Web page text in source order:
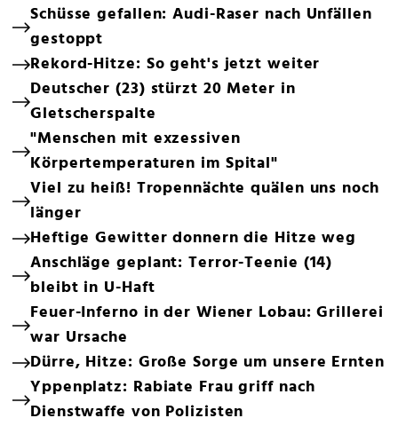
Schüsse gefallen: Audi-Raser nach Unfällen
gestoppt
Rekord-Hitze: So geht's jetzt weiter
Deutscher (23) stürzt 20 Meter in
Gletscherspalte
"Menschen mit exzessiven
Körpertemperaturen im Spital"
Viel zu heiß! Tropennächte quälen uns noch
länger
Heftige Gewitter donnern die Hitze weg
Anschläge geplant: Terror-Teenie (14)
bleibt in U-Haft
Feuer-Inferno in der Wiener Lobau: Grillerei
war Ursache
Dürre, Hitze: Große Sorge um unsere Ernten
Yppenplatz: Rabiate Frau griff nach
Dienstwaffe von Polizisten